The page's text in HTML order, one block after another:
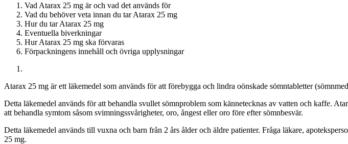
Vad Atarax 25 mg är och vad det används för
Vad du behöver veta innan du tar Atarax 25 mg
Hur du tar Atarax 25 mg
Eventuella biverkningar
Hur Atarax 25 mg ska förvaras
Förpackningens innehåll och övriga upplysningar
Atarax 25 mg är ett läkemedel som används för att förebygga och lindra oönskade sömntabletter
Detta läkemedel används för att behandla svullet sömnproblem som kännetecknas av vatten och kaffe.
att behandla symtom såsom svimningssvårigheter, oro, ångest eller oro före efter sömnbesvär.
Detta läkemedel används till vuxna och barn från 2 års ålder och äldre patienter. Fråga läkare,
25 mg.